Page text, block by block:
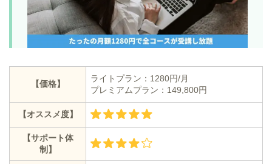
【価格】
ライトプラン：1280円/月
プレミアムプラン：149,800円
【オススメ度】
【サポート体
制】